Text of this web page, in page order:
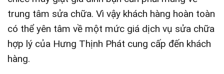
trung tâm sửa chữa. Vì vậy khách hàng hoàn toàn
có thể yên tâm về một mức giá dịch vụ sửa chữa
hợp lý của Hưng Thịnh Phát cung cấp đến khách
hàng.